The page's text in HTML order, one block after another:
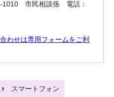
1010 市民相談係 電話：
わせは専用フォームをご利
スマートフォン